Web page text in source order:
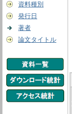
資料種別
発行日
著者
論文タイトル